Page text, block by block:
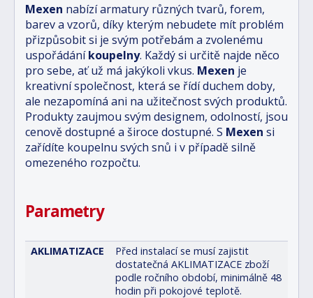
Mexen nabízí armatury různých tvarů, forem,
barev a vzorů, díky kterým nebudete mít problém
přizpůsobit si je svým potřebám a zvolenému
uspořádáníkoupelny. Každý si určitě najde něco
pro sebe, ať už má jakýkoli vkus. Mexen je
kreativní společnost, která se řídí duchem doby,
ale nezapomíná ani na užitečnost svých produktů.
Produkty zaujmou svým designem, odolností, jsou
cenově dostupné a široce dostupné. S Mexen si
zařídíte koupelnu svých snů i v případě silně
omezeného rozpočtu.
Parametry
AKLIMATIZACE
Před instalací se musí zajistit
dostatečná AKLIMATIZACE zboží
podle ročního období, minimálně 48
hodin při pokojové teplotě.